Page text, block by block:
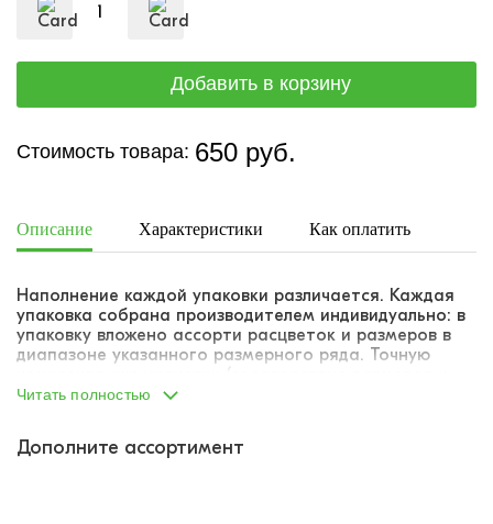
Стоимость товара: 650 руб.
Описание Характеристики Как оплатить
Наполнение каждой упаковки различается. Каждая
упаковка собрана производителем индивидуально: в
упаковку вложено ассорти расцветок и размеров в
диапазоне указанного размерного ряда. Точную
расцветок) указать не представляется возможным.
Читать полностью
Дополните ассортимент